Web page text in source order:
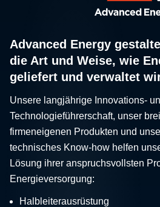
Advanced Energy
die Art und Weise, wie
geliefert und verwaltet
Unsere langjährige Innovations-
Technologieführerschaft, unser
firmeneigenen Produkten und
technisches Know-how helfen
Lösung ihrer anspruchsvollsten
Energieversorgung:
Halbleiterausrüstung